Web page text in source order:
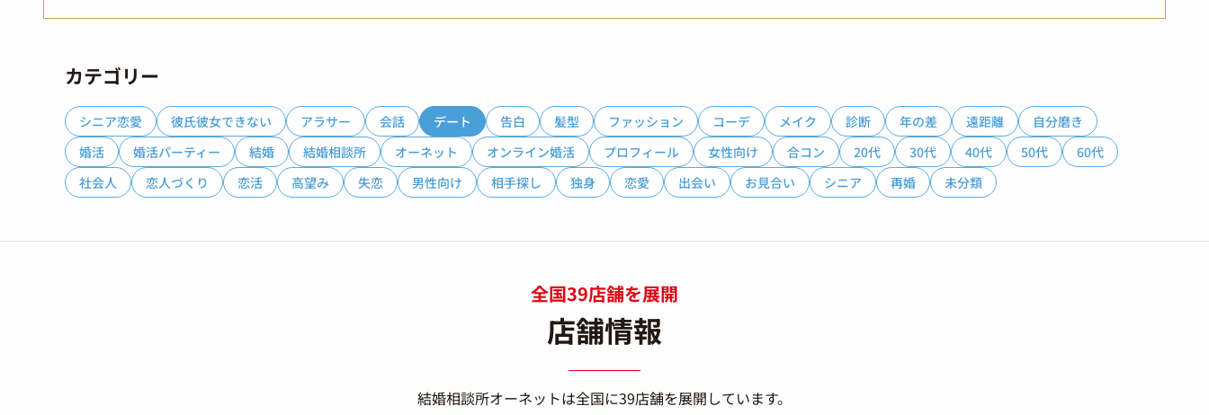
カテゴリー
シニア恋愛 彼氏彼女できない アラサー 会話 デート 告白 髪型 ファッション コーデ メイク 診断 年の差 遠距離
自分磨き
婚活
婚活パーティー 結婚 結婚相談所 オーネット オンライン婚活 プロフィール 女性向け 合コン 20代 30代 40代 50代
60代
社会人
恋人づくり 恋活 高望み 失恋 男性向け 相手探し 独身 恋愛 出会い お見合い シニア 再婚 未分類
全国39店舗を展開
店舗情報
結婚相談所オーネットは全国に39店舗を展開しています。